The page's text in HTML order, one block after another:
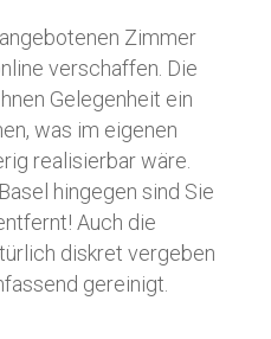
Zimmer
verschaffen. Die
Gelegenheit ein
was im eigenen
realisierbar wäre.
hingegen sind Sie
Auch die
diskret vergeben
gereinigt.